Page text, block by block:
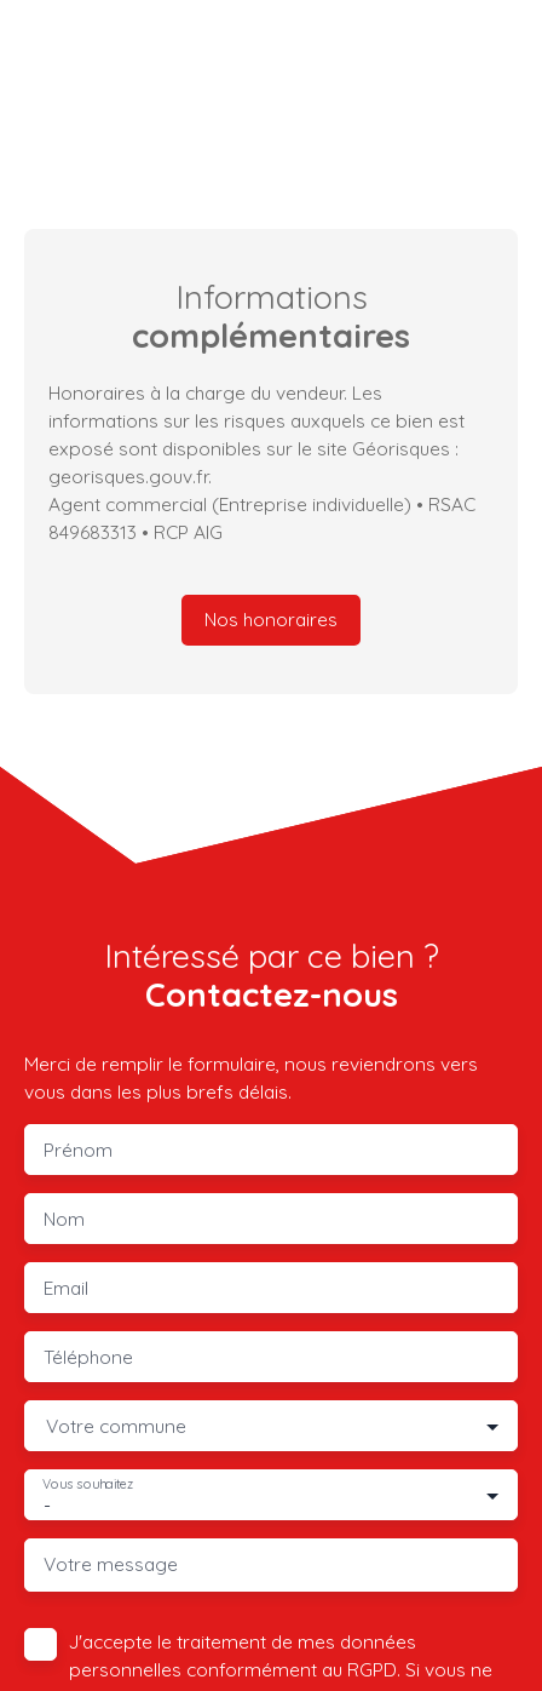
Informations
complémentaires
Honoraires à la charge du vendeur. Les
informations sur les risques auxquels ce bien est
exposé sont disponibles sur le site Géorisques :
georisques.gouv.fr.
Agent commercial (Entreprise individuelle) • RSAC
849683313 • RCP AIG
Nos honoraires
Intéressé par ce bien ?
Contactez-nous
Merci de remplir le formulaire, nous reviendrons vers
vous dans les plus brefs délais.
Prénom
Nom
Email
Téléphone
Votre commune
-
Vous souhaitez
Votre message
J'accepte le traitement de mes données
personnelles conformément au RGPD. Si vous ne